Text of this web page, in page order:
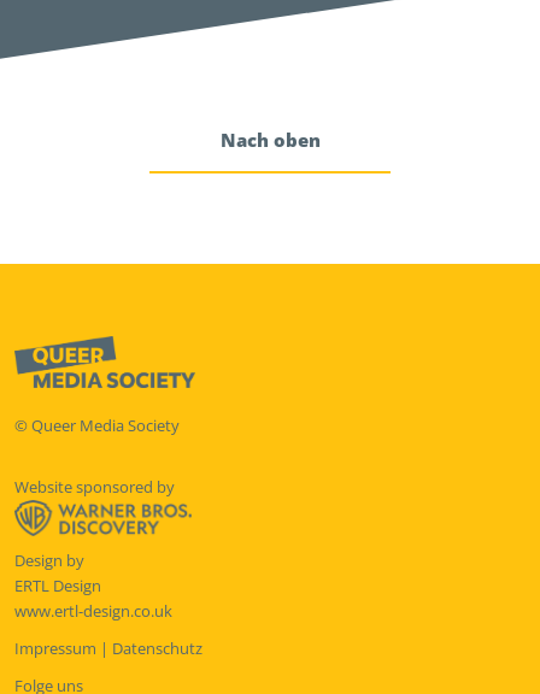
Nach oben
© Queer Media Society
Website sponsored by
Design by
ERTL Design
www.ertl-design.co.uk
Impressum | Datenschutz
Folge uns